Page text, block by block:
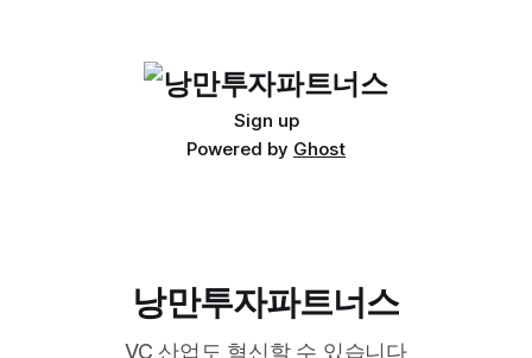
Sign up
Powered by Ghost
낭만투자파트너스
VC 산업도 혁신할 수 있습니다